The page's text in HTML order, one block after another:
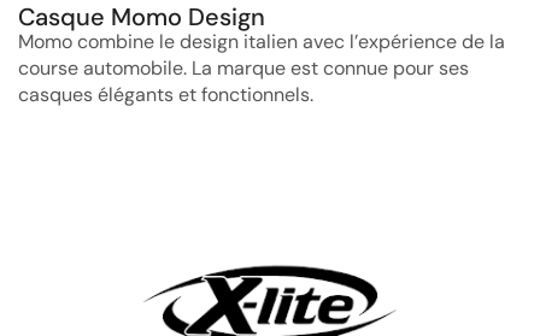
Casque Momo Design
Momo combine le design italien avec l’expérience de la
course automobile. La marque est connue pour ses
casques élégants et fonctionnels.